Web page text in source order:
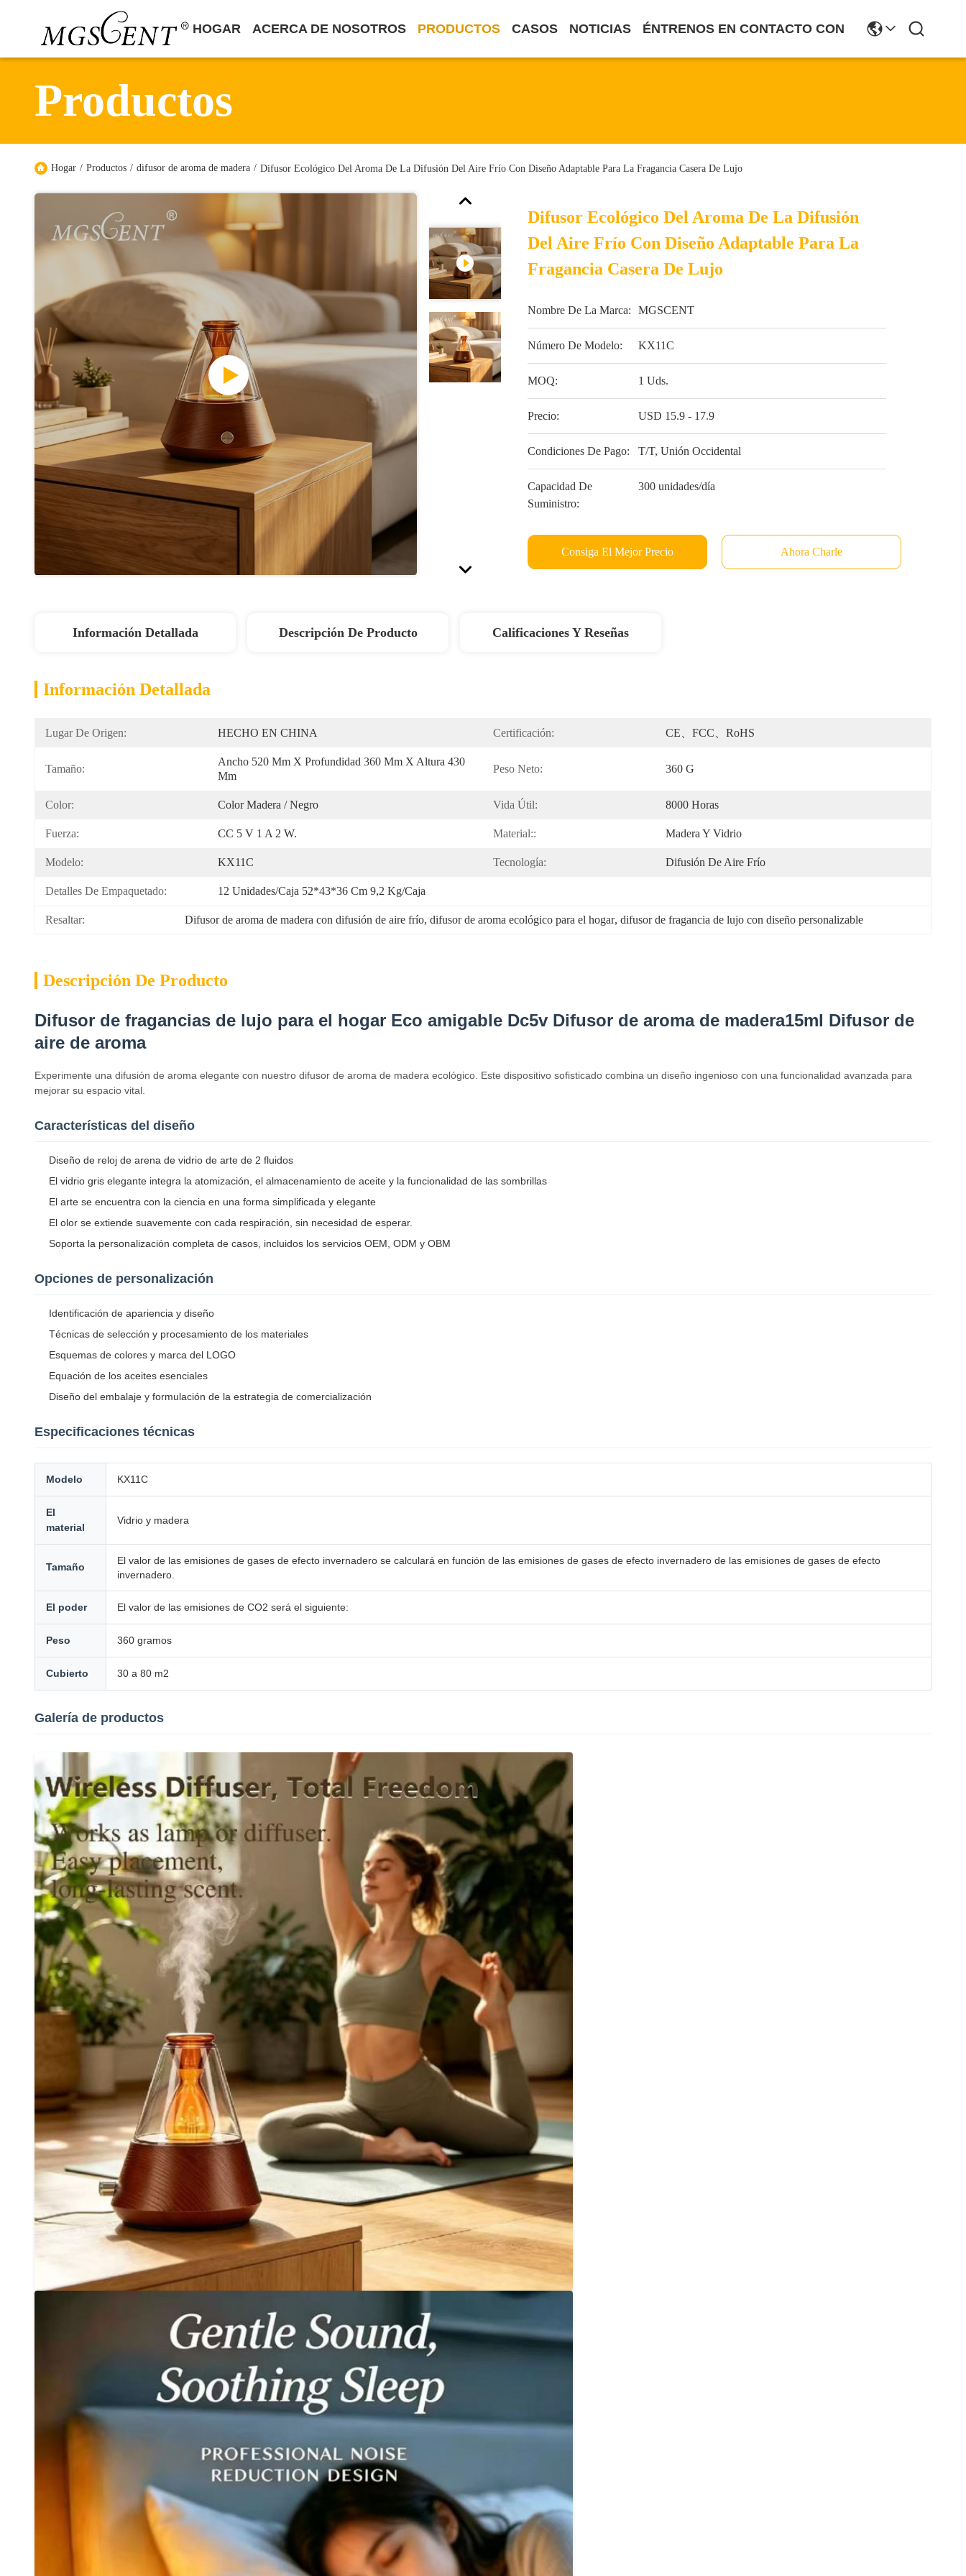
HOGAR ACERCA DE NOSOTROS PRODUCTOS CASOS NOTICIAS ÉNTRENOS EN CONTACTO CON
Productos
Hogar / Productos / difusor de aroma de madera / Difusor Ecológico Del Aroma De La Difusión Del Aire Frío Con Diseño Adaptable Para La Fragancia Casera De Lujo
Difusor Ecológico Del Aroma De La Difusión
Del Aire Frío Con Diseño Adaptable Para La
Fragancia Casera De Lujo
Nombre De La Marca: MGSCENT
Número De Modelo: KX11C
MOQ: 1 Uds.
Precio: USD 15.9 - 17.9
Condiciones De Pago: T/T, Unión Occidental
Capacidad De
Suministro:
300 unidades/día
Consiga El Mejor Precio Ahora Charle
Información Detallada Descripción De Producto Calificaciones Y Reseñas
Información Detallada
Lugar De Origen: HECHO EN CHINA Certificación: CE、FCC、RoHS
Tamaño:
Ancho 520 Mm X Profundidad 360 Mm X Altura 430
Mm
Peso Neto: 360 G
Color: Color Madera / Negro Vida Útil: 8000 Horas
Fuerza: CC 5 V 1 A 2 W. Material:: Madera Y Vidrio
Modelo: KX11C Tecnología: Difusión De Aire Frío
Detalles De Empaquetado: 12 Unidades/caja 52*43*36 Cm 9,2 Kg/caja
Resaltar: Difusor de aroma de madera con difusión de aire frío, difusor de aroma ecológico para el hogar, difusor de fragancia de lujo con diseño personalizable
Descripción De Producto
Difusor de fragancias de lujo para el hogar Eco amigable Dc5v Difusor de aroma de madera15ml Difusor de
aire de aroma
Experimente una difusión de aroma elegante con nuestro difusor de aroma de madera ecológico. Este dispositivo sofisticado combina un diseño ingenioso con una funcionalidad avanzada para
mejorar su espacio vital.
Características del diseño
Diseño de reloj de arena de vidrio de arte de 2 fluidos
El vidrio gris elegante integra la atomización, el almacenamiento de aceite y la funcionalidad de las sombrillas
El arte se encuentra con la ciencia en una forma simplificada y elegante
El olor se extiende suavemente con cada respiración, sin necesidad de esperar.
Soporta la personalización completa de casos, incluidos los servicios OEM, ODM y OBM
Opciones de personalización
Identificación de apariencia y diseño
Técnicas de selección y procesamiento de los materiales
Esquemas de colores y marca del LOGO
Equación de los aceites esenciales
Diseño del embalaje y formulación de la estrategia de comercialización
Especificaciones técnicas
Modelo KX11C
El
material
Vidrio y madera
Tamaño
El valor de las emisiones de gases de efecto invernadero se calculará en función de las emisiones de gases de efecto invernadero de las emisiones de gases de efecto
invernadero.
El poder El valor de las emisiones de CO2 será el siguiente:
Peso 360 gramos
Cubierto 30 a 80 m2
Galería de productos